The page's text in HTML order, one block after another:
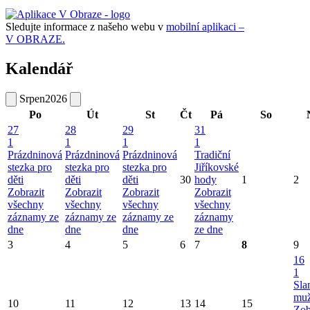
Sledujte informace z našeho webu v mobilní aplikaci –
V OBRAZE.
Kalendář
Srpen2026
Po
Út St Čt Pá So
27
1
Prázdninová
stezka pro
děti
Zobrazit
všechny
záznamy ze
dne
28
1
Prázdninová
stezka pro
děti
Zobrazit
všechny
záznamy ze
dne
29
1
Prázdninová
stezka pro
děti
Zobrazit
všechny
záznamy ze
dne
30
31
1
Tradiční
Jiříkovské
hody
Zobrazit
všechny
záznamy
ze dne
1 2
3 4 5 6 7 8 9
10 11 12 13 14 15
16
1